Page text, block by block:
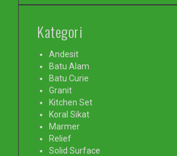
Kategori
Andesit
Batu Alam
Batu Curie
Granit
Kitchen Set
Koral Sikat
Marmer
Relief
Solid Surface